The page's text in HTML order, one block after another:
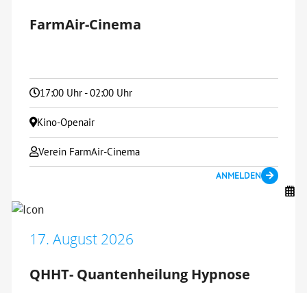
FarmAir-Cinema
17:00 Uhr - 02:00 Uhr
Kino-Openair
Verein FarmAir-Cinema
ANMELDEN
17. August 2026
QHHT- Quantenheilung Hypnose